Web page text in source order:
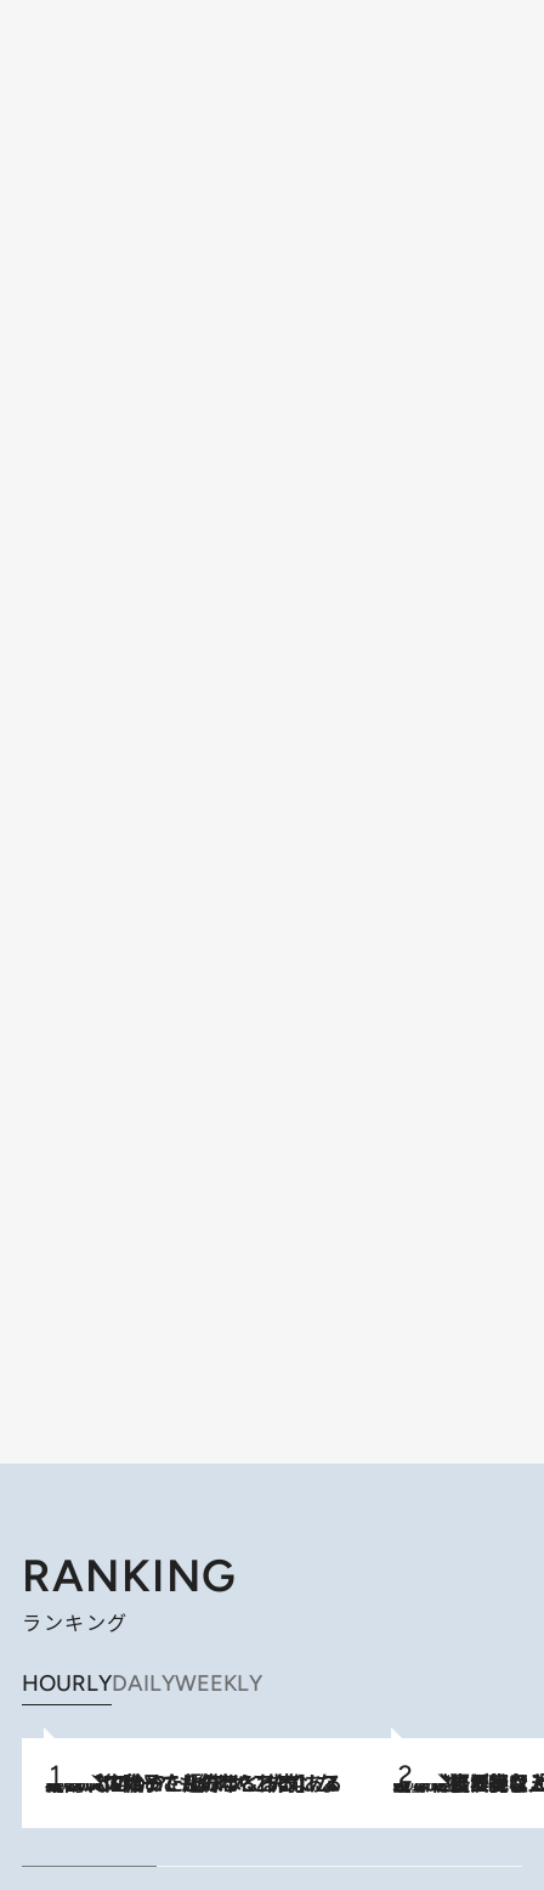
RANKING
ランキング
HOURLYDAILYWEEKLY
2026.8.5
【阿川佐和子さんの年とる力】なぜ70代で始めた趣味は“こんなに楽しい”のか？ ピアノ、俳句…スランプに陥っても続けられる“ある秘訣”とは 2026.8.5
【なぜ吉沢亮は「気配を消せる」のか？】興行収入208億の『国宝』を経て挑むミュージカル『ディア・エヴァン・ハンセン』。トップ俳優が舞台上でさらけ出した“孤独”とは